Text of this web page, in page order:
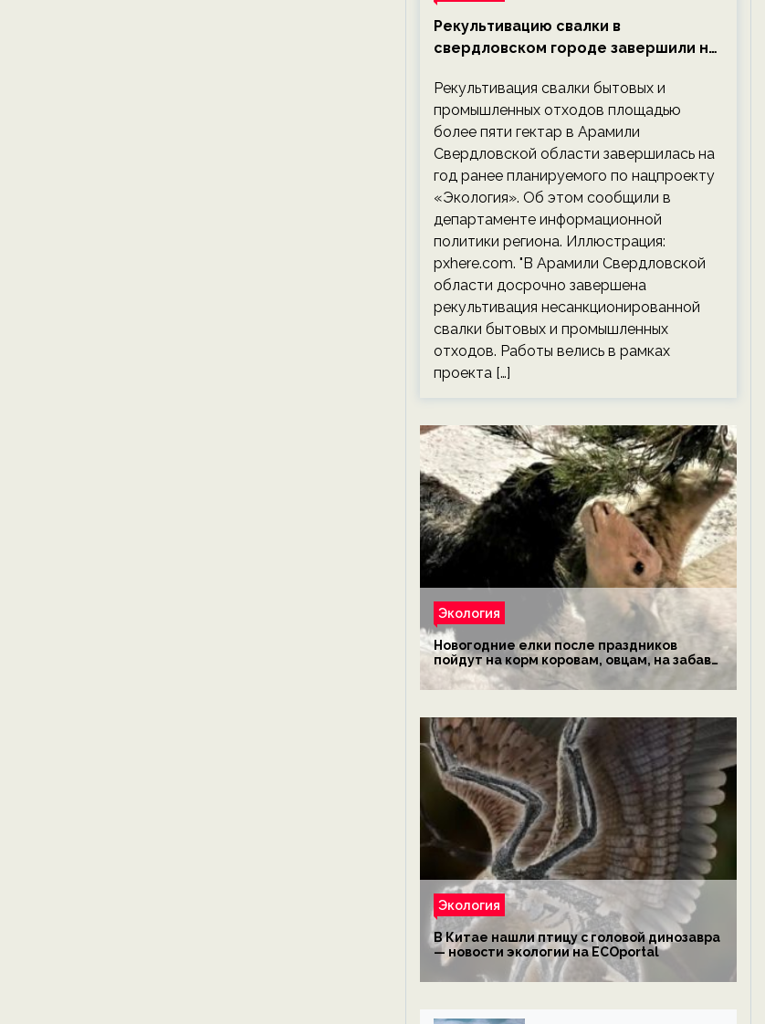
Рекультивацию свалки в
свердловском городе завершили на
новости экологии на ECOportal
Рекультивация свалки бытовых и
промышленных отходов площадью
более пяти гектар в Арамили
Свердловской области завершилась на
год ранее планируемого по нацпроекту
«Экология». Об этом сообщили в
департаменте информационной
политики региона. Иллюстрация:
pxhere.com. "В Арамили Свердловской
области досрочно завершена
рекультивация несанкционированной
свалки бытовых и промышленных
отходов. Работы велись в рамках
проекта […]
Экология
Новогодние елки после праздников
пойдут на корм коровам, овцам, на забаву
обезьянам, львам и леопардам — новости
экологии на ECOportal
Экология
В Китае нашли птицу с головой динозавра
— новости экологии на ECOportal